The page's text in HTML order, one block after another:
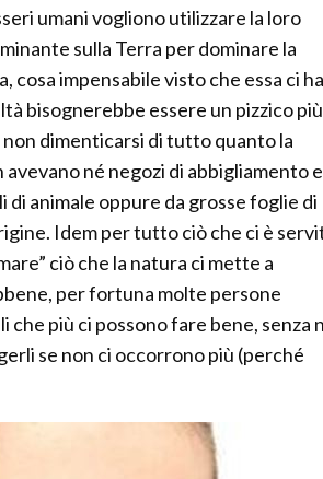
umani vogliono utilizzare la loro
sulla Terra per dominare la
cosa impensabile visto che essa ci ha
bisognerebbe essere un pizzico più
dimenticarsi di tutto quanto la
né negozi di abbigliamento e
animale oppure da grosse foglie di
Idem per tutto ciò che ci è
ciò che la natura ci mette a
per fortuna molte persone
più ci possono fare bene, senza
se non ci occorrono più (perché